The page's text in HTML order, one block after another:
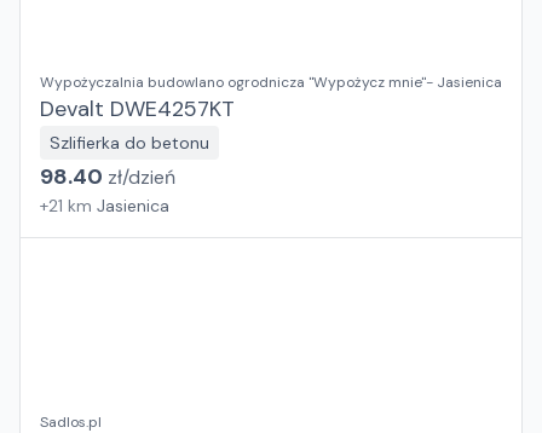
Wypożyczalnia budowlano ogrodnicza "Wypożycz mnie"- Jasienica
Devalt DWE4257KT
Szlifierka do betonu
98.40 zł/dzień
+21 km Jasienica
Sadlos.pl